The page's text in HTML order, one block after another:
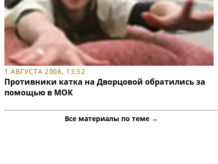
1 АВГУСТА 2008, 13:52
Противники катка на Дворцовой обратились за
помощью в МОК
Все материалы по теме →